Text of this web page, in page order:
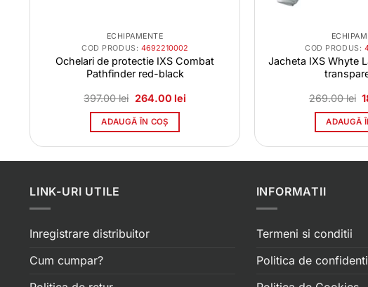
ECHIPAMENTE
COD PRODUS: 4692210002
Ochelari de protectie IXS Combat
Pathfinder red-black
397.00lei Prețul
a
fost:
264.00 leiPrețul
ADAUGĂ ÎN COȘ
COD PRODUS:
Jacheta IXS Whyte
269.00lei
a
ADAUGĂ
LINK-URI UTILE
Inregistrare distribuitor
Cum cumpar?
INFORMATII
Termeni si conditii
Politica de